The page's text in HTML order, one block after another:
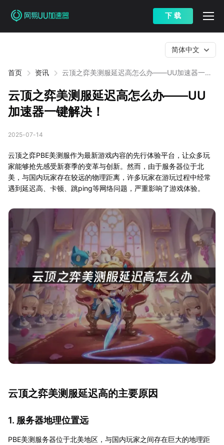
下 载
首页 资讯
云顶之弈美测服延迟高怎么办——UU加速器一键
简体中文
云顶之弈美测服延迟高怎么办——UU
加速器一键解决！
2025-07-14
云顶之弈PBE美测服作为最新游戏内容的先行体验平台，让众多玩
家能够抢先感受新赛季的变革与创新。然而，由于服务器位于北
美，与国内玩家存在较远的物理距离，许多玩家在游玩过程中经常
遇到延迟高、卡顿、跳ping等网络问题，严重影响了游戏体验。
云顶之弈美测服延迟高的主要原因
1. 服务器地理位置远
PBE美测服务器位于北美地区，与国内玩家之间存在巨大的地理距